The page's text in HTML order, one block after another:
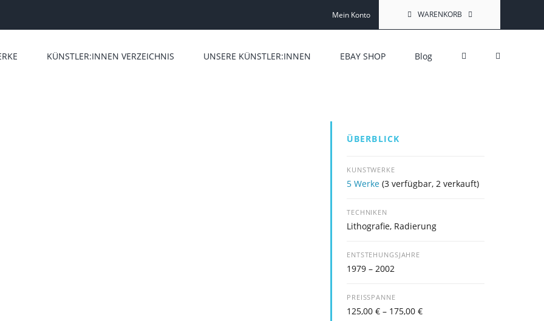
Mein Konto WARENKORB
KÜNSTLER:INNEN VERZEICHNIS UNSERE KÜNSTLER:INNEN EBAY SHOP Blog
ÜBERBLICK
KUNSTWERKE
5 Werke (3 verfügbar, 2 verkauft)
TECHNIKEN
Lithografie, Radierung
ENTSTEHUNGSJAHRE
1979 – 2002
PREISSPANNE
125,00 € – 175,00 €